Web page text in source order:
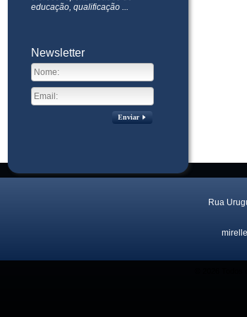
educação, qualificação ...
Newsletter
Enviar
Rua